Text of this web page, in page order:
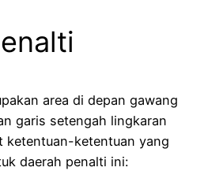
area di depan gawang
garis setengah lingkaran
ketentuan-ketentuan yang
daerah penalti ini: